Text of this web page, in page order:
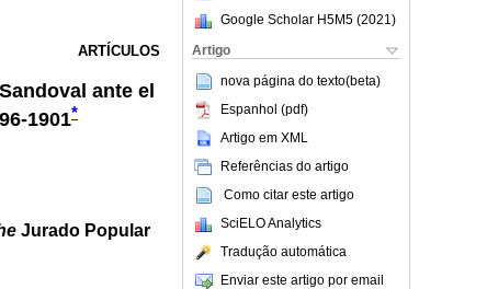
Google Scholar H5M5 (2021 )
Artigo
nova página do texto(beta)
Espanhol (pdf)
Artigo em XML
Referências do artigo
Como citar este artigo
SciELO Analytics
Tradução automática
Enviar este artigo por email
ARTÍCULOS
ante el
1901*
Jurado Popular